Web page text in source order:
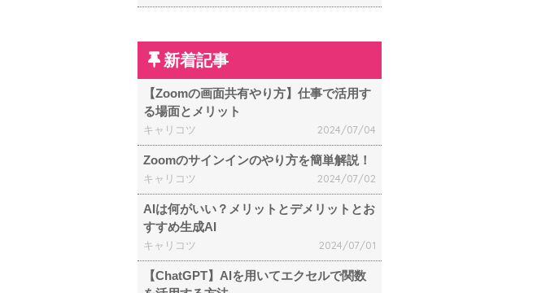
新着記事
【Zoomの画面共有やり方】仕事で活用す
る場面とメリット
キャリコツ 2024/07/04
Zoomのサインインのやり方を簡単解説！
キャリコツ 2024/07/02
AIは何がいい？メリットとデメリットとお
すすめ生成AI
キャリコツ 2024/07/01
【ChatGPT】AIを用いてエクセルで関数